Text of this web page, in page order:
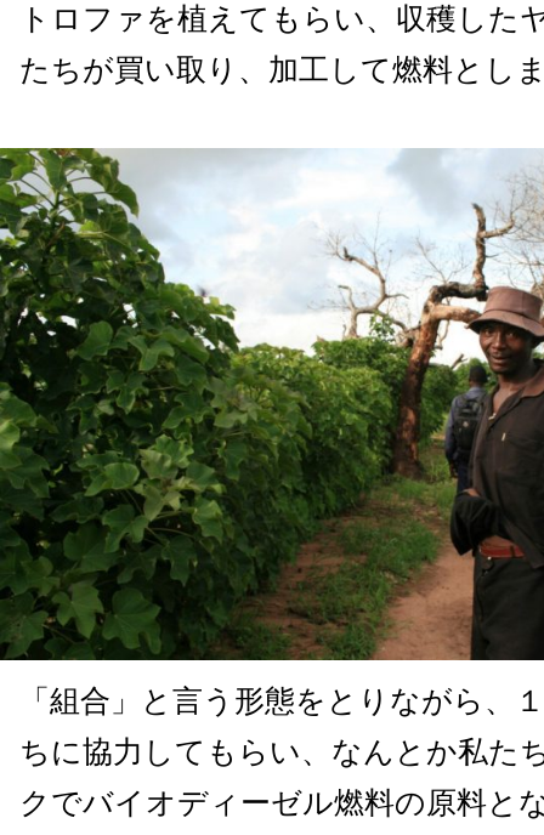
トロファを植えてもらい、収穫した
たちが買い取り、加工して燃料とし
「組合」と言う形態をとりながら、
ちに協力してもらい、なんとか私た
クでバイオディーゼル燃料の原料と